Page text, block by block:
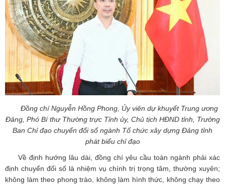
Đồng chí Nguyễn Hồng Phong, Ủy viên dự khuyết Trung ương
Đảng, Phó Bí thư Thường trực Tỉnh ủy, Chủ tịch HĐND tỉnh, Trưởng
Ban Chỉ đạo chuyển đổi số ngành Tổ chức xây dựng Đảng tỉnh
phát biểu chỉ đạo
Về định hướng lâu dài, đồng chí yêu cầu toàn ngành phải xác
định chuyển đổi số là nhiệm vụ chính trị trọng tâm, thường xuyên;
không làm theo phong trào, không làm hình thức, không chạy theo